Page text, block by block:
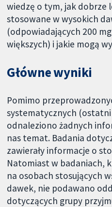
wiedzę o tym, jak dobrze
stosowane w wysokich
(odpowiadających 200
większych) i jakie mogą
Główne wyniki
Pomimo
systematycznych
odnaleziono żadnych
nas temat. Badania
zawierały informacje o
Natomiast w badaniach,
na osobach stosujących
dawek, nie podawano
dotyczących grupy